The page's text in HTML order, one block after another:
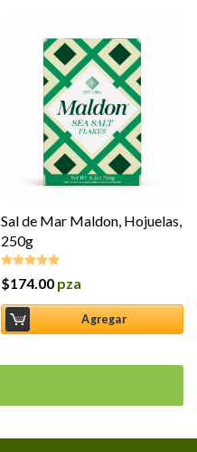
Sal de Mar Maldon, Hojuelas,
250g
Valorado en
$174.00 pza
Agregar